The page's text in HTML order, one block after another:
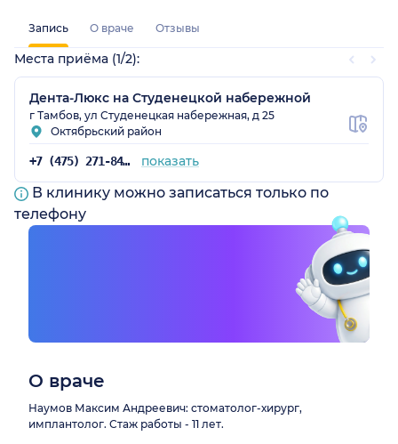
Запись О враче Отзывы
Места приёма (1/2):
Дента-Люкс на Студенецкой набережной
г Тамбов, ул Студенецкая набережная, д 25
Октябрьский район
+7 (475) 271-84-26 показать
В клинику можно записаться только по
телефону
О враче
Наумов Максим Андреевич: стоматолог-хирург,
имплантолог. Стаж работы - 11 лет.